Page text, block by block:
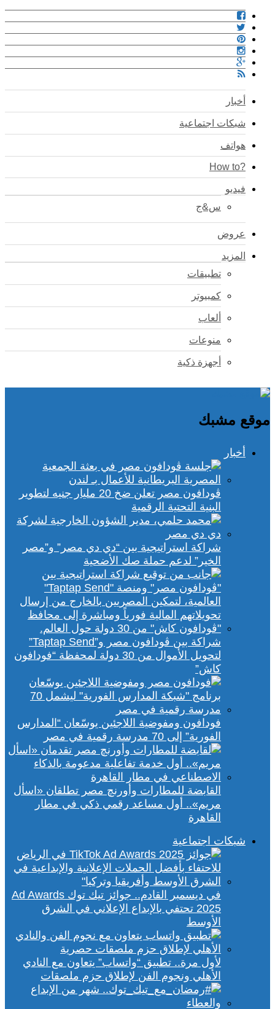
أخبار
شبكات اجتماعية
هواتف
?How to
فيديو
س&ج
عروض
المزيد
تطبيقات
كمبيوتر
ألعاب
منوعات
أجهزة ذكية
موقع مشبك
أخبار
ڤودافون مصر تعلن ضخ 20 مليار جنيه لتطوير
البنية التحتية الرقمية
شراكة استراتيجية بين “دي دي مصر” و”مصر
الخير” لدعم حملة صك الأضحية
شراكة بين ڤودافون مصر و”Taptap Send”
لتحويل الأموال من 30 دولة لمحفظة “فودافون
كاش”
فودافون ومفوضية اللاجئين يوسّعان “المدارس
الفورية” إلى 70 مدرسة رقمية في مصر
القابضة للمطارات وأورنچ مصر تطلقان «اسأل
مريم».. أول مساعد رقمي ذكي في مطار
القاهرة
شبكات اجتماعية
في ديسمبر القادم.. جوائز تيك توك Ad Awards
2025 تحتفي بالإبداع الإعلاني في الشرق
الأوسط
لأول مرة.. تطبيق “واتساب” يتعاون مع النادي
الأهلي ونجوم الفن لإطلاق حزم ملصقات